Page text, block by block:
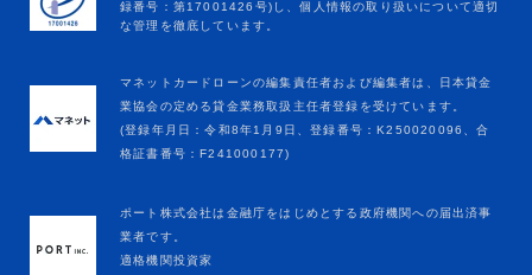
マネットカードローンの編集責任者および編集者は、日本貸金
業協会の定める貸金業務取扱主任者登録を受けています。
(登録年月日：令和8年1月9日、登録番号：K250020096、合
格証書番号：F241000177)
ポート株式会社は金融庁をはじめとする政府機関への届出済事
業者です。
適格機関投資家